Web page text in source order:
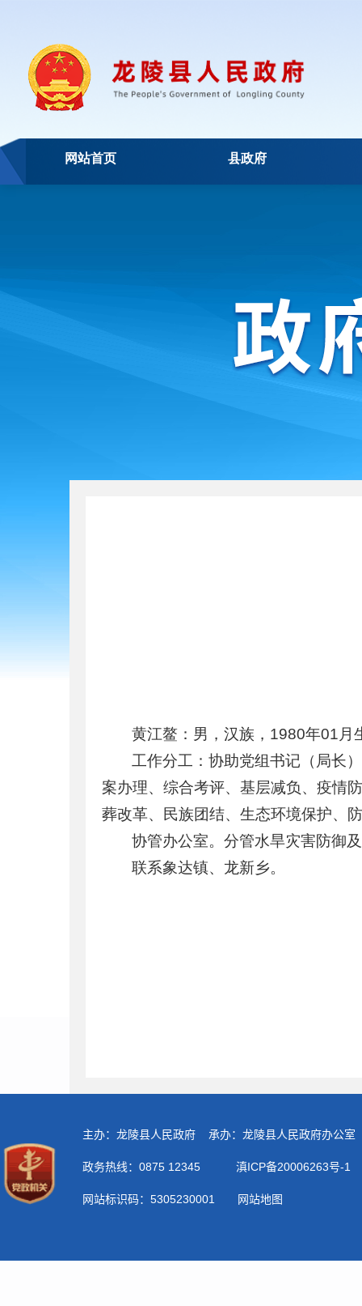
网站首页 县政府
黄江鳌：男，汉族，1980年01月
工作分工：协助党组书记（局长
案办理、综合考评、基层减负、疫情
葬改革、民族团结、生态环境保护、
协管办公室。分管水旱灾害防御
联系象达镇、龙新乡。